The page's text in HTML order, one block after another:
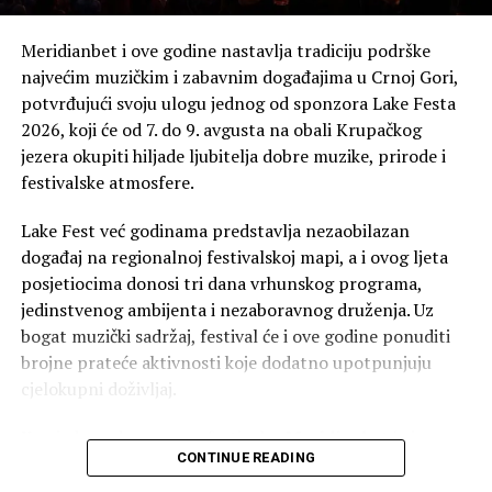
motivaciju?
Poslije svih dešavanja u posljednjoj sezoni, u kojoj sam
ostvario najbolji rezultat u karijeri, prošao sam kroz
težak mentalni period. Nisam želio da sav trud, iskustvo i
forma koju sam godinama gradio jednostavno nestanu.
Osjećao sam da sam i dalje fizički i psihički spreman za
novi izazov, a ideja za HYROX je došla kao prava prilika
da nastavim da se dokazujem i pokažem u najboljem
mogućem svjetlu.
Koliko ti je karate pomogao u pripremama za ovako
zahtjevno takmičenje koje kombinuje trčanje i
funkcionalne vježbe?
provedene u vrhunskom sportu naučile su me kako da
treniram, kako da podnesem napor i kako da ostanem
Meridianbet i ove godine nastavlja tradiciju podrške
najvećim muzičkim i zabavnim događajima u Crnoj Gori,
potvrđujući svoju ulogu jednog od sponzora Lake Festa
2026, koji će od 7. do 9. avgusta na obali Krupačkog
jezera okupiti hiljade ljubitelja dobre muzike, prirode i
festivalske atmosfere.
Lake Fest već godinama predstavlja nezaobilazan
događaj na regionalnoj festivalskoj mapi, a i ovog ljeta
posjetiocima donosi tri dana vrhunskog programa,
jedinstvenog ambijenta i nezaboravnog druženja. Uz
bogat muzički sadržaj, festival će i ove godine ponuditi
brojne prateće aktivnosti koje dodatno upotpunjuju
cjelokupni doživljaj.
Kao jedan od sponzora festivala,Meridianbetće i ove
godine biti dio festivalske energije kroz
CONTINUE READING